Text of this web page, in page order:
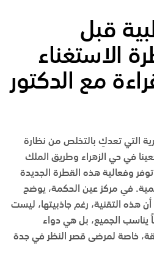
قبل
الاستغناء
مع الدكتور
التي تعدكِ بالتخلص من نظارة
في حي الزهراء وطريق الملك
وفعالية هذه القطرة الجديدة
مركز عين الحكمة، يوضح
أن هذه التقنية، رغم جاذبيتها، ليست
يناسب الجميع، بل هي دواء
خاصة لمرضى قصر النظر في جدة